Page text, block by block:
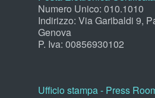
Numero Unico: 010.1010
Indirizzo: Via Garibaldi 9,
Genova
P. Iva: 00856930102
Ufficio stampa - Press